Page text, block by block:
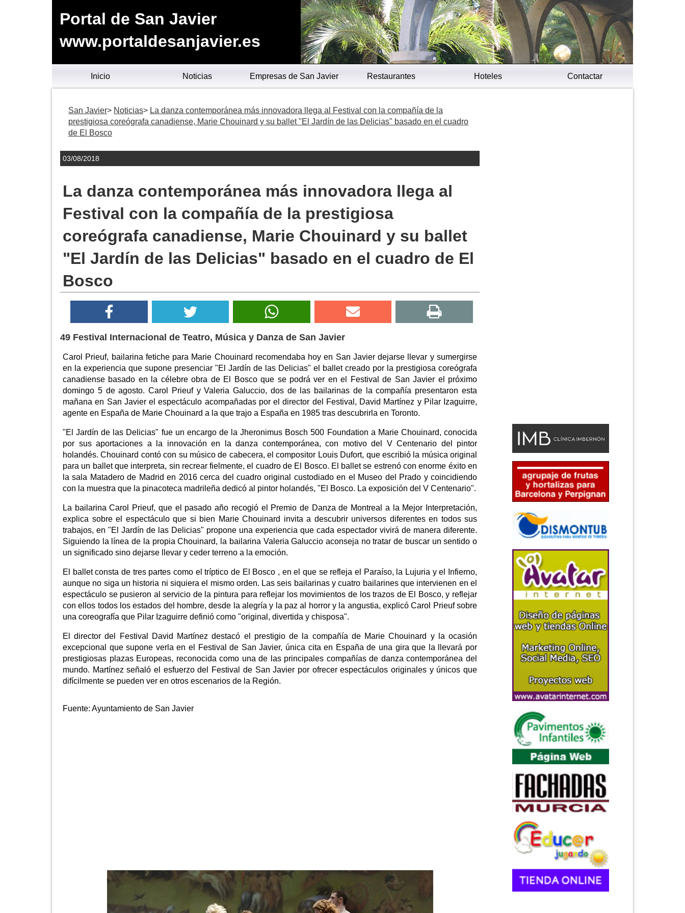
Portal de San Javier
www.portaldesanjavier.es
Inicio Noticias Empresas de San Javier Restaurantes Hoteles Contactar
San Javier Noticias
La danza contemporánea más innovadora llega al Festival con la compañía de la
prestigiosa coreógrafa canadiense, Marie Chouinard y su ballet "El Jardín de las Delicias" basado en el cuadro
de El Bosco
03/08/2018
La danza contemporánea más innovadora llega al
Festival con la compañía de la prestigiosa
coreógrafa canadiense, Marie Chouinard y su ballet
"El Jardín de las Delicias" basado en el cuadro de El
Bosco
49 Festival Internacional de Teatro, Música y Danza de San Javier
Carol Prieuf, bailarina fetiche para Marie Chouinard recomendaba hoy en San Javier dejarse llevar y sumergirse
en la experiencia que supone presenciar "El Jardín de las Delicias" el ballet creado por la prestigiosa coreógrafa
canadiense basado en la célebre obra de El Bosco que se podrá ver en el Festival de San Javier el próximo
domingo 5 de agosto. Carol Prieuf y Valeria Galuccio, dos de las bailarinas de la compañía presentaron esta
mañana en San Javier el espectáculo acompañadas por el director del Festival, David Martínez y Pilar Izaguirre,
agente en España de Marie Chouinard a la que trajo a España en 1985 tras descubrirla en Toronto.
"El Jardín de las Delicias" fue un encargo de la Jheronimus Bosch 500 Foundation a Marie Chouinard, conocida
por sus aportaciones a la innovación en la danza contemporánea, con motivo del V Centenario del pintor
holandés. Chouinard contó con su músico de cabecera, el compositor Louis Dufort, que escribió la música original
para un ballet que interpreta, sin recrear fielmente, el cuadro de El Bosco. El ballet se estrenó con enorme éxito en
la sala Matadero de Madrid en 2016 cerca del cuadro original custodiado en el Museo del Prado y coincidiendo
con la muestra que la pinacoteca madrileña dedicó al pintor holandés, "El Bosco. La exposición del V Centenario".
La bailarina Carol Prieuf, que el pasado año recogió el Premio de Danza de Montreal a la Mejor Interpretación,
explica sobre el espectáculo que si bien Marie Chouinard invita a descubrir universos diferentes en todos sus
trabajos, en "El Jardín de las Delicias" propone una experiencia que cada espectador vivirá de manera diferente.
Siguiendo la línea de la propia Chouinard, la bailarina Valeria Galuccio aconseja no tratar de buscar un sentido o
un significado sino dejarse llevar y ceder terreno a la emoción.
El ballet consta de tres partes como el tríptico de El Bosco , en el que se refleja el Paraíso, la Lujuria y el Infierno,
aunque no siga un historia ni siquiera el mismo orden. Las seis bailarinas y cuatro bailarines que intervienen en el
espectáculo se pusieron al servicio de la pintura para reflejar los movimientos de los trazos de El Bosco, y reflejar
con ellos todos los estados del hombre, desde la alegría y la paz al horror y la angustia, explicó Carol Prieuf sobre
una coreografía que Pilar Izaguirre definió como "original, divertida y chisposa".
El director del Festival David Martínez destacó el prestigio de la compañía de Marie Chouinard y la ocasión
excepcional que supone verla en el Festival de San Javier, única cita en España de una gira que la llevará por
prestigiosas plazas Europeas, reconocida como una de las principales compañías de danza contemporánea del
mundo. Martínez señaló el esfuerzo del Festival de San Javier por ofrecer espectáculos originales y únicos que
difícilmente se pueden ver en otros escenarios de la Región.
Fuente: Ayuntamiento de San Javier